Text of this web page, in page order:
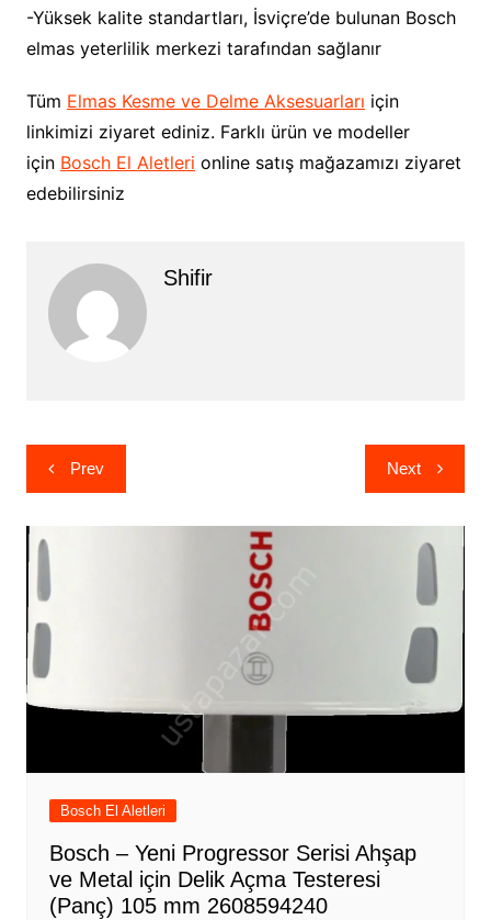
-Yüksek kalite standartları, İsviçre’de bulunan Bosch
elmas yeterlilik merkezi tarafından sağlanır
Tüm Elmas Kesme ve Delme Aksesuarları için
linkimizi ziyaret ediniz. Farklı ürün ve modeller
için Bosch El Aletleri online satış mağazamızı ziyaret
edebilirsiniz
Shifir
Yazı
gezinmesi
Prev Next
Bosch El Aletleri
Bosch – Yeni Progressor Serisi Ahşap
ve Metal için Delik Açma Testeresi
(Panç) 105 mm 2608594240